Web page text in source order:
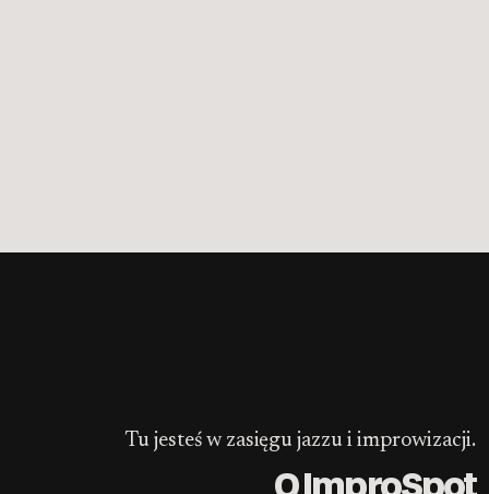
Tu jesteś w zasięgu jazzu i improwizacji.
O ImproSpot